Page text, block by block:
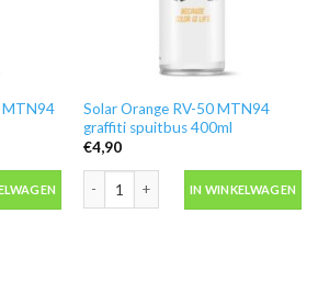
MTN94
Solar Orange RV-50 MTN94
graffiti spuitbus 400ml
€4,90
IN WINKELWAGEN